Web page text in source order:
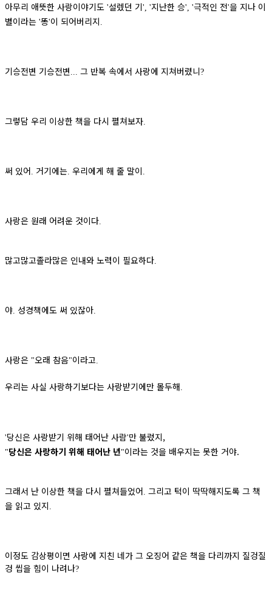
아무리 애뜻한 사랑이야기도 '설렜던 기', '지난한 승', '극적인 전'을 지나 이
별이라는 '똥'이 되어버리지 .
기승전변 기승전변 ... 그 반복 속에서 사랑에 지쳐버렸니?
그렇담 우리 이상한 책을 다시 펼쳐보자.
써 있어. 거기에는. 우리에게 해 줄 말이 .
사랑은 원래 어려운 것이다.
많고많고졸라많은 인내와 노력이 필요하다.
야. 성경책에도 써 있잖아.
사랑은 "오래 참음"이라고.
우리는 사실 사랑하기보다는 사랑받기에만 몰두해.
'당신은 사랑받기 위해 태어난 사람'만 불렀지,
"당신은 사랑하기 위해 태어난 년"이라는 것을 배우지는 못한 거야.
그래서 난 이상한 책을 다시 펼쳐들었어. 그리고 턱이 딱딱해지도록 그 책
을 읽고 있지 .
이정도 감상평이면 사랑에 지친 네가 그 오징어 같은 책을 다리까지 질겅질
겅 씹을 힘이 나려나?